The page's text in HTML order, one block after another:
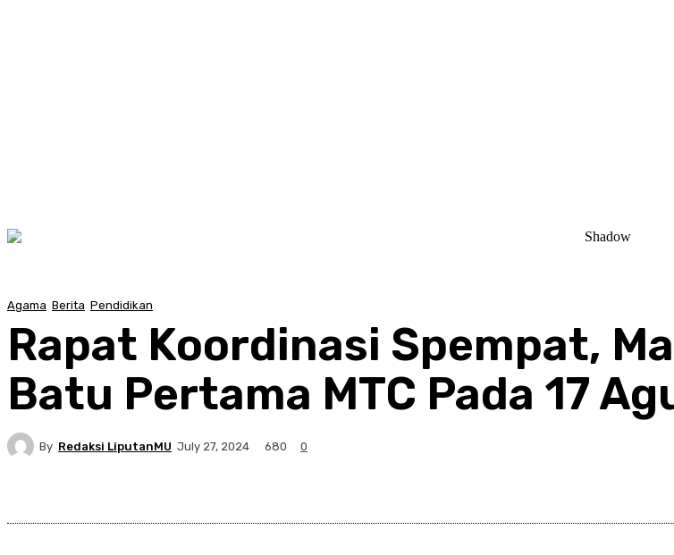
Agama Berita Pendidikan
Rapat Koordinasi Spempat,
Batu Pertama MTC Pada 17
By Redaksi LiputanMU July 27, 2024 680 0